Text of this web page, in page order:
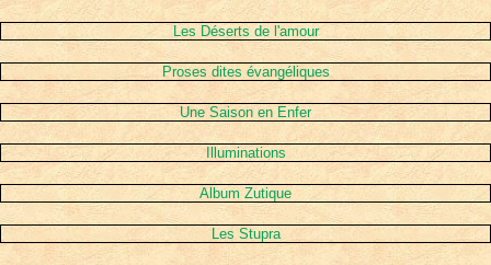
Les Déserts de l'amour
Proses dites évangéliques
Une Saison en Enfer
Illuminations
Album Zutique
Les Stupra